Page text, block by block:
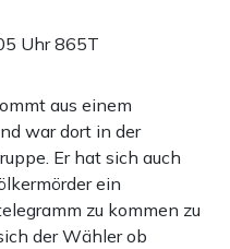
Uhr865T
aus einem
war dort in der
Er hat sich auch
ein
zu kommen zu
der Wähler ob